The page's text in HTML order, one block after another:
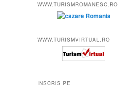
WWW.TURISMROMANESC.RO
WWW.TURISMVIRTUAL.RO
INSCRIS PE